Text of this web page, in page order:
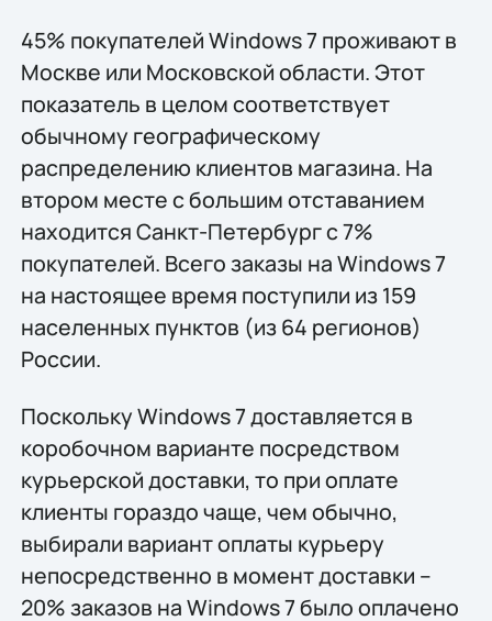
45% покупателей Windows 7 проживают в
Москве или Московской области. Этот
показатель в целом соответствует
обычному географическому
распределению клиентов магазина. На
втором месте с большим отставанием
находится Санкт-Петербург с 7%
покупателей. Всего заказы на Windows 7
на настоящее время поступили из 159
населенных пунктов (из 64 регионов)
России.
Поскольку Windows 7 доставляется в
коробочном варианте посредством
курьерской доставки, то при оплате
клиенты гораздо чаще, чем обычно,
выбирали вариант оплаты курьеру
непосредственно в момент доставки –
20% заказов на Windows 7 было оплачено